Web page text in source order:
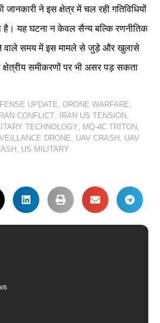
ने इस क्षेत्र में चल रही गतिविधियों
है। यह घटना न केवल सैन्य बल्कि रणनीतिक
वाले समय में इस मामले से जुड़े और खुलासे
समीकरणों पर भी असर पड़ सकता
UPDATE, DRONE WARFARE,
IRAN CONFLICT, IRAN US TENSION ,
TECHNOLOGY, MQ-4C TRITON ,
DRONE, UAV CRASH , UAV
, US MILITARY